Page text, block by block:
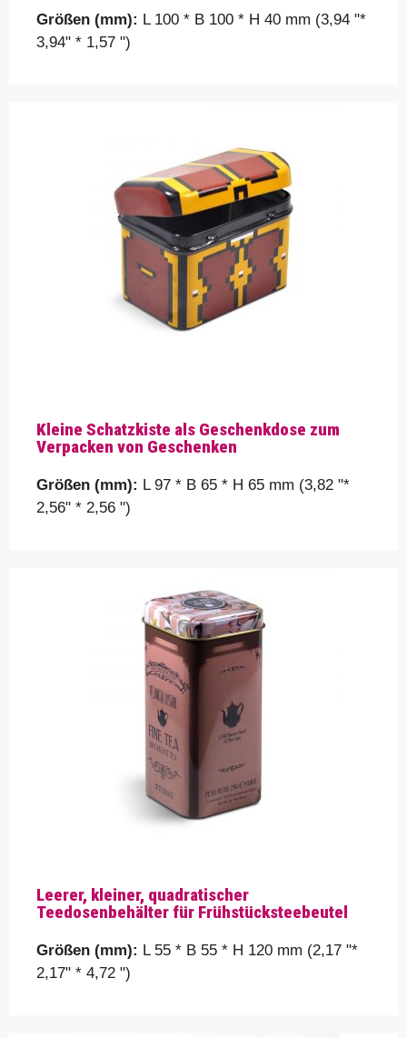
Größen (mm): L 100 * B 100 * H 40 mm (3,94 "*
3,94" * 1,57 ")
Kleine Schatzkiste als Geschenkdose zum
Verpacken von Geschenken
Größen (mm): L 97 * B 65 * H 65 mm (3,82 "*
2,56" * 2,56 ")
Leerer, kleiner, quadratischer
Teedosenbehälter für Frühstücksteebeutel
Größen (mm): L 55 * B 55 * H 120 mm (2,17 "*
2,17" * 4,72 ")
Kontaktieren Sie uns für eine
schnelle Lösung
Bitte helfen Sie uns, Ihre Anforderungen besser zu
verstehen, indem Sie uns etwas mehr über Ihre
Verpackungsdetails erzählen, wie die Größe, Form
Ihren Namen
Deine E-Mail